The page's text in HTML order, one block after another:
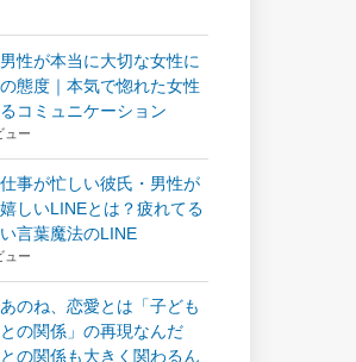
男性が本当に大切な女性に
態度｜本気で惚れた女性
コミュニケーション
ュー
仕事が忙しい彼氏・男性が
しいLINEとは？疲れてる
言葉魔法のLINE
ュー
あのね、恋愛とは「子ども
の関係」の再現なんだ
の関係も大きく関わるん